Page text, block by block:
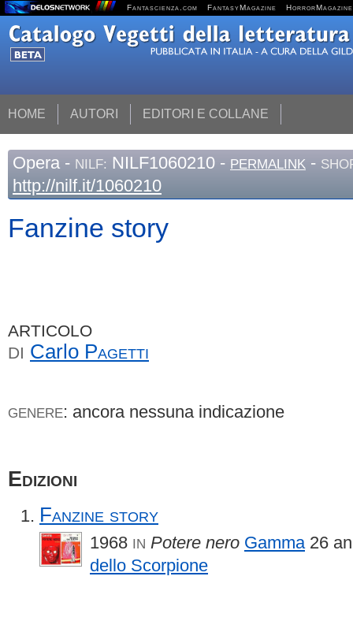
Fantascienza.com FantasyMagazine HorrorMagazine
HOME AUTORI EDITORI E COLLANE
Opera - NILF: NILF1060210 - PERMALINK -
http://nilf.it/1060210
Fanzine story
ARTICOLO
DI Carlo Pagetti
GENERE: ancora nessuna indicazione
Edizioni
Fanzine story
1968 IN Potere nero Gamma 26
dello Scorpione